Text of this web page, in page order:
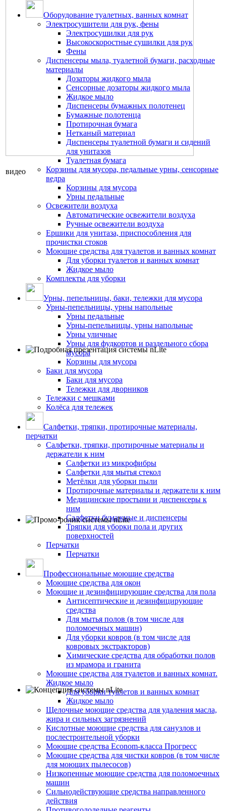
Оборудование туалетных, ванных комнат
Электросушители для рук, фены
Электросушилки для рук
Высокоскоростные сушилки для рук
Фены
Диспенсеры мыла, туалетной бумаги, расходные
материалы
Дозаторы жидкого мыла
Сенсорные дозаторы жидкого мыла
Жидкое мыло
Диспенсеры бумажных полотенец
Бумажные полотенца
Протирочная бумага
Нетканый материал
Диспенсеры туалетной бумаги и сидений
для унитазов
Туалетная бумага
Корзины для мусора, педальные урны, сенсорные
ведра
Корзины для мусора
Урны педальные
Освежители воздуха
Автоматические освежители воздуха
Ручные освежители воздуха
Ершики для унитаза, приспособления для
прочистки стоков
Моющие средства для туалетов и ванных комнат
Для уборки туалетов и ванных комнат
Жидкое мыло
Комплекты для уборки
Урны, пепельницы, баки, тележки для мусора
Урны-пепельницы, урны напольные
Урны педальные
Урны-пепельницы, урны напольные
Урны уличные
Урны для фудкортов и раздельного сбора
мусора
Корзины для мусора
Баки для мусора
Баки для мусора
Тележки для дворников
Тележки с мешками
Колёса для тележек
Салфетки, тряпки, протирочные материалы,
перчатки
Салфетки, тряпки, протирочные материалы и
держатели к ним
Салфетки из микрофибры
Салфетки для мытья стекол
Метёлки для уборки пыли
Протирочные материалы и держатели к ним
Медицинские простыни и диспенсеры к
ним
Салфетки бумажные и диспенсеры
Тряпки для уборки пола и других
поверхностей
Перчатки
Перчатки
Профессиональные моющие средства
Моющие средства для окон
Моющие и дезинфицирующие средства для пола
Антисептические и дезинфицирующие
средства
Для мытья полов (в том числе для
поломоечных машин)
Для уборки ковров (в том числе для
ковровых экстракторов)
Химические средства для обработки полов
из мрамора и гранита
Моющие средства для туалетов и ванных комнат.
Жидкое мыло
Для уборки туалетов и ванных комнат
Жидкое мыло
Щелочные моющие средства для удаления масла,
жира и сильных загрязнений
Кислотные моющие средства для санузлов и
послестроительной уборки
Моющие средства Econom-класса Прогресс
Моющие средства для чистки ковров (в том числе
для моющих пылесосов)
Низкопенные моющие средства для поломоечных
машин
Сильнодействующие средства направленного
действия
видео